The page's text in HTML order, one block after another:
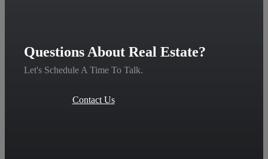
Questions About Real Estate?
Let's Schedule A Time To Talk.
Contact Us